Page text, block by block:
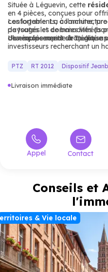
Située à Léguevin, cette
en 4 pièces, conçues pour
confortable. La commune,
de toutes les commodités
d’un accès rapide à Toulouse
Les logements, à
paysagés et de baies vitrées
Les équipements de qualité
Un emplacement stratégique
investisseurs recherchant un
PTZ RT 2012 Dispositif
Livraison immédiate
Appel Contact
Conseils et
& Vie locale